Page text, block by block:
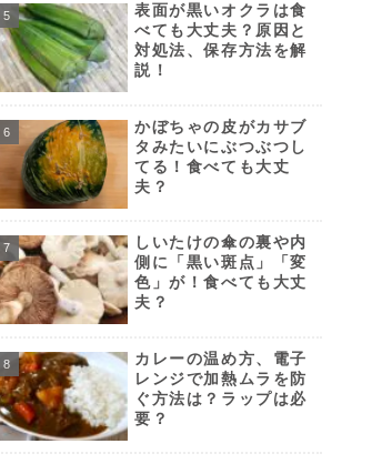
表面が黒いオクラは食
べても大丈夫？原因と
対処法、保存方法を解
説！
かぼちゃの皮がカサブ
タみたいにぶつぶつし
てる！食べても大丈
夫？
しいたけの傘の裏や内
側に「黒い斑点」「変
色」が！食べても大丈
夫？
カレーの温め方、電子
レンジで加熱ムラを防
ぐ方法は？ラップは必
要？